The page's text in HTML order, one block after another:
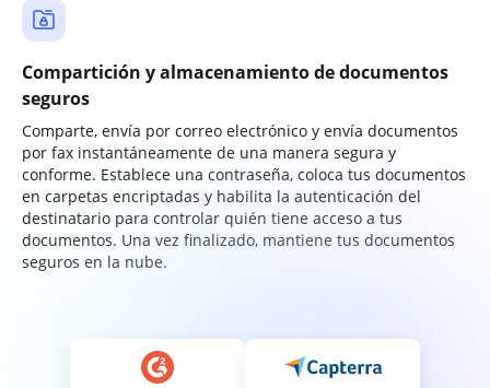
Compartición y almacenamiento de documentos
seguros
Comparte, envía por correo electrónico y envía documentos
por fax instantáneamente de una manera segura y
conforme. Establece una contraseña, coloca tus documentos
en carpetas encriptadas y habilita la autenticación del
destinatario para controlar quién tiene acceso a tus
documentos. Una vez finalizado, mantiene tus documentos
seguros en la nube.